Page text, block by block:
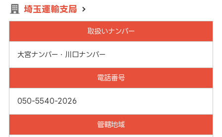
埼玉運輸支局
取扱いナンバー
大宮ナンバー・川口ナンバー
電話番号
050-5540-2026
管轄地域